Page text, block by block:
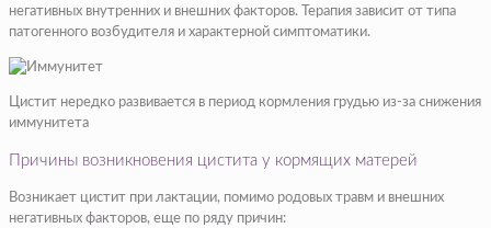
негативных внутренних и внешних факторов. Терапия зависит от типа
патогенного возбудителя и характерной симптоматики.
Цистит нередко развивается в период кормления грудью из-за снижения
иммунитета
Причины возникновения цистита у кормящих матерей
Возникает цистит при лактации, помимо родовых травм и внешних
негативных факторов, еще по ряду причин: